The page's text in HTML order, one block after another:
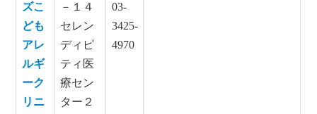
ズこ
ども
アレ
ルギ
ーク
リニ
－１４
セレン
ディピ
ティ医
療セン
ター２
03-
3425-
4970